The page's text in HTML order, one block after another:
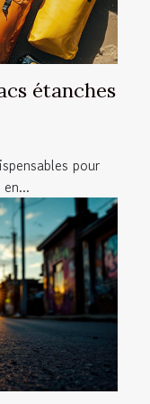
étanches
pour